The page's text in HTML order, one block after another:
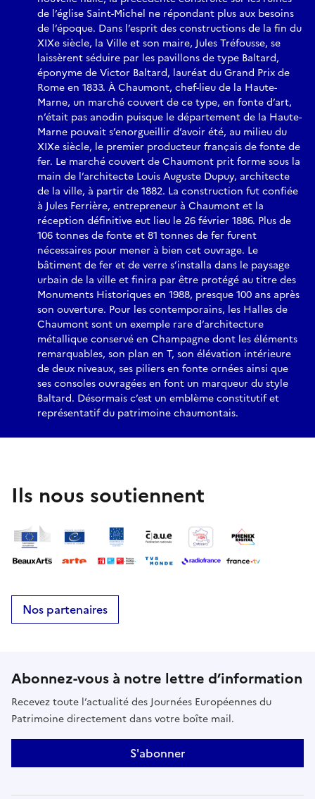
de l’église Saint-Michel ne répondant plus aux besoins
de l’époque. Dans l’esprit des constructions de la fin du
XIXe siècle, la Ville et son maire, Jules Tréfousse, se
laissèrent séduire par les pavillons de type Baltard,
éponyme de Victor Baltard, lauréat du Grand Prix de
Rome en 1833. À Chaumont, chef-lieu de la Haute-
Marne, un marché couvert de ce type, en fonte d’art,
n’était pas anodin puisque le département de la Haute-
Marne pouvait s’enorgueillir d’avoir été, au milieu du
XIXe siècle, le premier producteur français de fonte de
fer. Le marché couvert de Chaumont prit forme sous la
main de l’architecte Louis Auguste Dupuy, architecte
de la ville, à partir de 1882. La construction fut confiée
à Jules Ferrière, entrepreneur à Chaumont et la
réception définitive eut lieu le 26 février 1886. Plus de
106 tonnes de fonte et 81 tonnes de fer furent
nécessaires pour mener à bien cet ouvrage. Le
bâtiment de fer et de verre s’installa dans le paysage
urbain de la ville et finira par être protégé au titre des
Monuments Historiques en 1988, presque 100 ans après
son ouverture. Pour les contemporains, les Halles de
Chaumont sont un exemple rare d’architecture
métallique conservé en Champagne dont les éléments
remarquables, son plan en T, son élévation intérieure
de deux niveaux, ses piliers en fonte ornées ainsi que
ses consoles ouvragées en font un marqueur du style
Baltard. Désormais c’est un emblème constitutif et
représentatif du patrimoine chaumontais.
Ils nous soutiennent
Nos partenaires
Abonnez-vous à notre lettre d’information
Recevez toute l’actualité des Journées Européennes du
Patrimoine directement dans votre boîte mail.
S'abonner